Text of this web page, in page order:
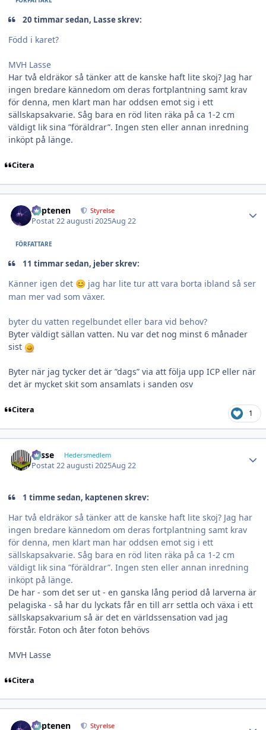
20 timmar sedan, Lasse skrev:
Född i karet?
MVH Lasse
Har två eldräkor så tänker att de kanske haft lite skoj? Jag har
ingen bredare kännedom om deras fortplantning samt krav
för denna, men klart man har oddsen emot sig i ett
sällskapsakvarie. Såg bara en röd liten räka på ca 1-2 cm
väldigt lik sina ”föräldrar”. Ingen sten eller annan inredning
inköpt på länge.
Citera
kaptenen Styrelse
Postat22 augusti 2025Aug 22
FÖRFATTARE
11 timmar sedan, jeber skrev:
Känner igen det 😊 jag har lite tur att vara borta ibland så ser
man mer vad som växer.
byter du vatten regelbundet eller bara vid behov?
Byter väldigt sällan vatten. Nu var det nog minst 6 månader
sist
Byter när jag tycker det är ”dags” via att följa upp ICP eller när
det är mycket skit som ansamlats i sanden osv
Citera 1
Lasse Hedersmedlem
Postat22 augusti 2025Aug 22
1 timme sedan, kaptenen skrev:
Har två eldräkor så tänker att de kanske haft lite skoj? Jag har
ingen bredare kännedom om deras fortplantning samt krav
för denna, men klart man har oddsen emot sig i ett
sällskapsakvarie. Såg bara en röd liten räka på ca 1-2 cm
väldigt lik sina ”föräldrar”. Ingen sten eller annan inredning
inköpt på länge.
De har - som det ser ut - en ganska lång period då larverna är
pelagiska - så har du lyckats får en till arr settla och växa i ett
sällskapsakvarium så är det en världssensation vad jag
förstår. Foton och åter foton behövs
MVH Lasse
Citera
kaptenen Styrelse